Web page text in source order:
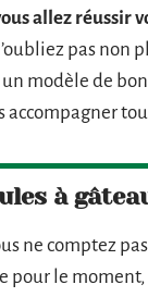
allez réussir
pas non
modèle de
accompagner
à
ne comptez
pour le moment,